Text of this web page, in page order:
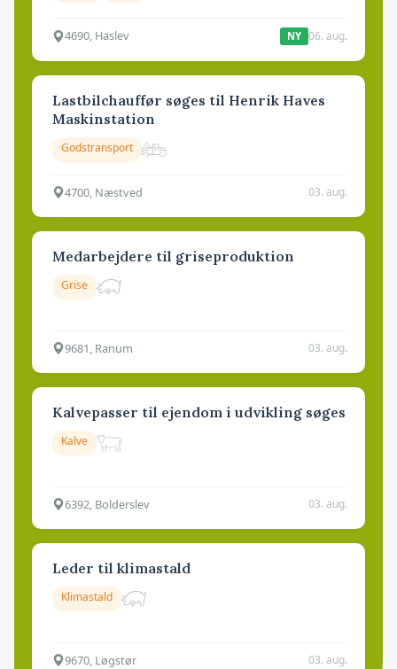
4690, Haslev NY 06. aug.
Lastbilchauffør søges til Henrik Haves
Maskinstation
Godstransport
4700, Næstved 03. aug.
Medarbejdere til griseproduktion
Grise
9681, Ranum 03. aug.
Kalvepasser til ejendom i udvikling søges
Kalve
6392, Bolderslev 03. aug.
Leder til klimastald
Klimastald
9670, Løgstør 03. aug.